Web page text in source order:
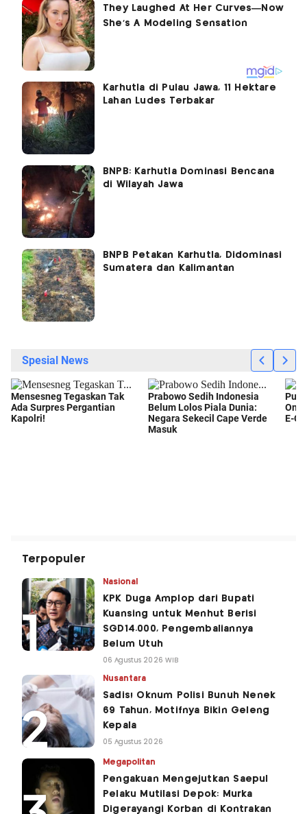
Karhutla di Pulau Jawa, 11 Hektare
Lahan Ludes Terbakar
BNPB: Karhutla Dominasi Bencana
di Wilayah Jawa
BNPB Petakan Karhutla, Didominasi
Sumatera dan Kalimantan
Terpopuler
Nasional
KPK Duga Amplop dari Bupati
Kuansing untuk Menhut Berisi
SGD14.000, Pengembaliannya
Belum Utuh
06 Agustus 2026 WIB
Nusantara
Sadis! Oknum Polisi Bunuh Nenek
69 Tahun, Motifnya Bikin Geleng
Kepala
05 Agustus 2026
Megapolitan
Pengakuan Mengejutkan Saepul
Pelaku Mutilasi Depok: Murka
Digerayangi Korban di Kontrakan